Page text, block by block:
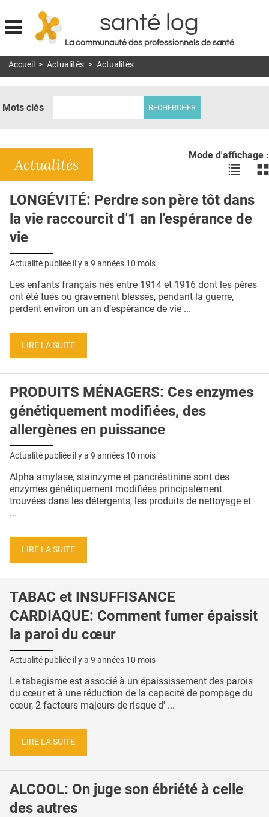
Jump to navigation
santé log
La communauté des professionnels de santé
MON COMPTE
DOSSIERS
RÉSEAUX
E-REVUE SAD
THÉMA
L'APP
PUBLICITÉ
CONTACT
Accueil > Actualités > Actualités
Mots clés
Mode d'affichage :
Voir
les
en
liste
les
Actualités
LONGÉVITÉ: Perdre son père tôt dans
la vie raccourcit d'1 an l'espérance de
vie
Actualité publiée il y a 9 années 10 mois
Les enfants français nés entre 1914 et 1916 dont les pères
ont été tués ou gravement blessés, pendant la guerre,
perdent environ un an d’espérance de vie ...
LIRE LA SUITE
PRODUITS MÉNAGERS: Ces enzymes
génétiquement modifiées, des
allergènes en puissance
Actualité publiée il y a 9 années 10 mois
Alpha amylase, stainzyme et pancréatinine sont des
enzymes génétiquement modifiées principalement
trouvées dans les détergents, les produits de nettoyage et
...
LIRE LA SUITE
TABAC et INSUFFISANCE
CARDIAQUE: Comment fumer épaissit
la paroi du cœur
Actualité publiée il y a 9 années 10 mois
Le tabagisme est associé à un épaississement des parois
du cœur et à une réduction de la capacité de pompage du
cœur, 2 facteurs majeurs de risque d' ...
LIRE LA SUITE
ALCOOL: On juge son ébriété à celle
des autres